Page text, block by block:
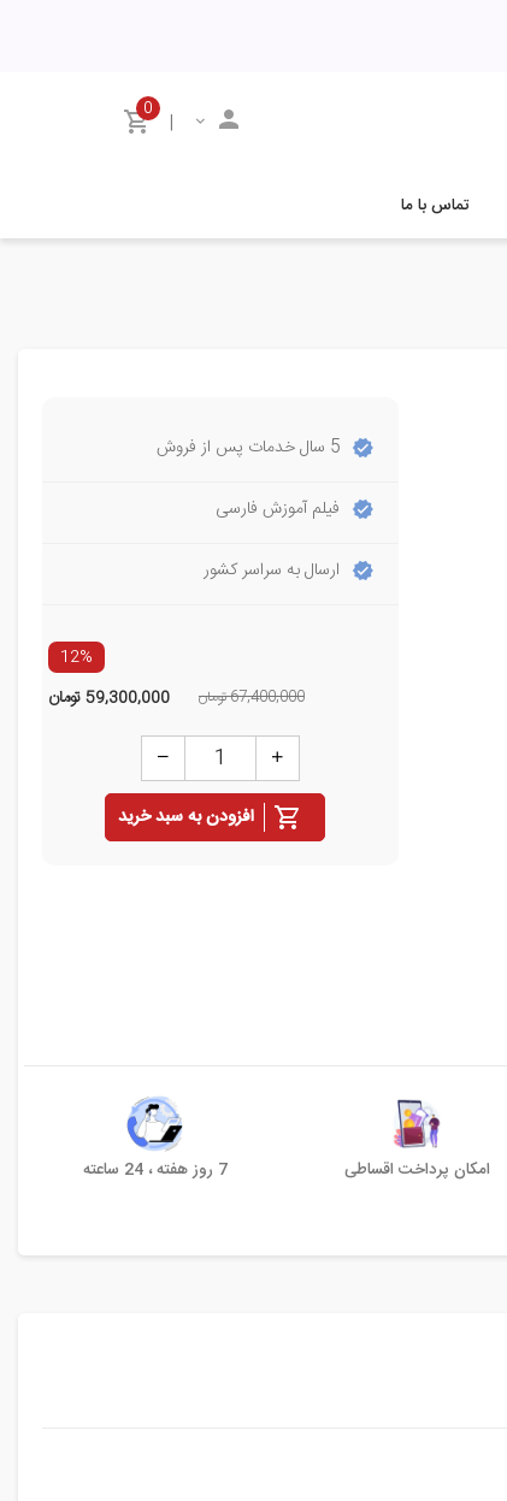
|
0
تماس با ما
5 سال خدمات پس از فروش
فیلم آموزش فارسی
ارسال به سراسر کشور
12%
67,400,000 تومان 59,300,000تومان
افزودن به سبد خرید
امکان پرداخت اقساطی 7 روز هفته ، 24 ساعته